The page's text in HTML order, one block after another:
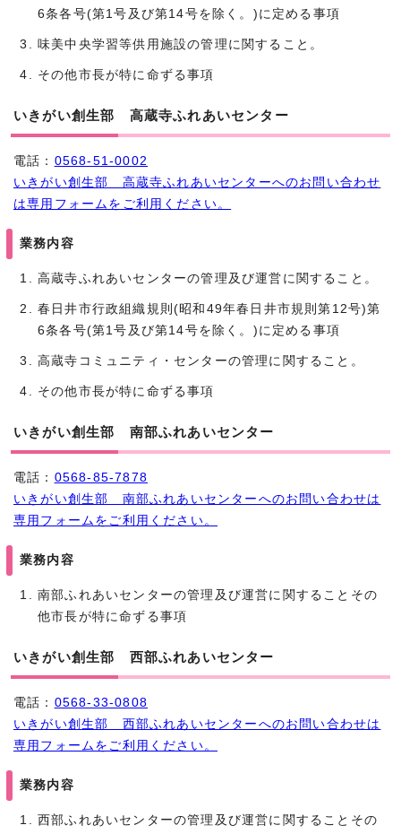
6条各号(第1号及び第14号を除く。)に定める事項
味美中央学習等供用施設の管理に関すること。
その他市長が特に命ずる事項
いきがい創生部 高蔵寺ふれあいセンター
電話： 0568-51-0002
いきがい創生部 高蔵寺ふれあいセンターへのお問い合わせ
は専用フォームをご利用ください。
業務内容
高蔵寺ふれあいセンターの管理及び運営に関すること。
春日井市行政組織規則(昭和49年春日井市規則第12号)第
6条各号(第1号及び第14号を除く。)に定める事項
高蔵寺コミュニティ・センターの管理に関すること。
その他市長が特に命ずる事項
いきがい創生部 南部ふれあいセンター
電話： 0568-85-7878
いきがい創生部 南部ふれあいセンターへのお問い合わせは
専用フォームをご利用ください。
業務内容
南部ふれあいセンターの管理及び運営に関することその
他市長が特に命ずる事項
いきがい創生部 西部ふれあいセンター
電話： 0568-33-0808
いきがい創生部 西部ふれあいセンターへのお問い合わせは
専用フォームをご利用ください。
業務内容
西部ふれあいセンターの管理及び運営に関することその